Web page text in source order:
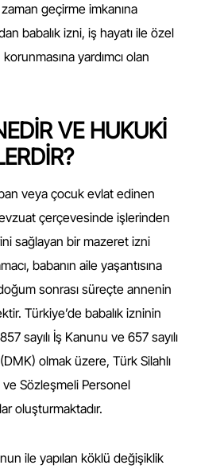
geçirme imkanına
babalık izni, iş hayatı ile özel
yardımcı olan
VE HUKUKİ
veya çocuk evlat edinen
çerçevesinde işlerinden
sağlayan bir mazeret izni
babanın aile yaşantısına
doğum sonrası süreçte annenin
Türkiye’de babalık izninin
sayılı İş Kanunu ve 657 sayılı
(DMK) olmak üzere, Türk Silahlı
ve Sözleşmeli Personel
oluşturmaktadır.
ile yapılan köklü değişiklik